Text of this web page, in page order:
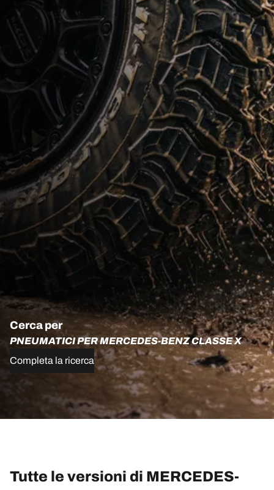
Cerca per
PNEUMATICI PER MERCEDES-BENZ CLASSE X
Completa la ricerca
Tutte le versioni di MERCEDES-